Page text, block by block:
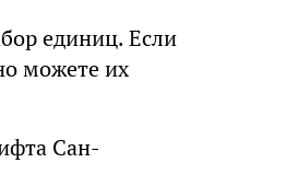
единиц. Если
можете их
Сан-